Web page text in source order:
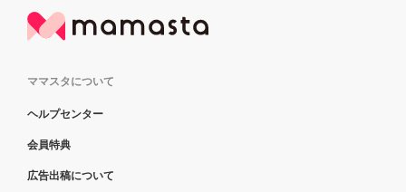
ママスタについて
ヘルプセンター
会員特典
広告出稿について